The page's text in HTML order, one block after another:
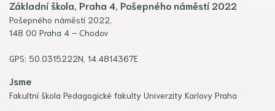
Základní škola, Praha 4, Pošepného náměstí 2022
Pošepného náměstí 2022,
148 00 Praha 4 – Chodov
GPS: 50.0315222N, 14.4814367E
Jsme
Fakultní škola Pedagogické fakulty Univerzity Karlovy Praha